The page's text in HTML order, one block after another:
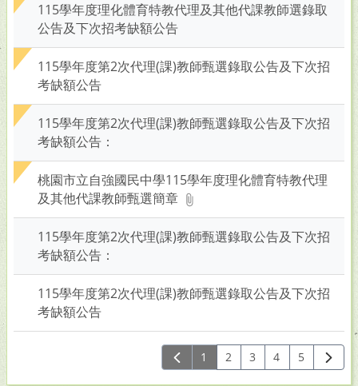
115學年度理化體育特教代理及其他代課教師選錄取
公告及下次招考缺額公告
115學年度第2次代理(課)教師甄選錄取公告及下次招
考缺額公告
115學年度第2次代理(課)教師甄選錄取公告及下次招
考缺額公告：
桃園市立自強國民中學115學年度理化體育特教代理
及其他代課教師甄選簡章
115學年度第2次代理(課)教師甄選錄取公告及下次招
考缺額公告：
115學年度第2次代理(課)教師甄選錄取公告及下次招
考缺額公告
1 2 3 4 5